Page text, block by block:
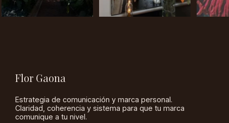
Flor Gaona
Estrategia de comunicación y marca personal.
Claridad, coherencia y sistema para que tu marca
comunique a tu nivel.